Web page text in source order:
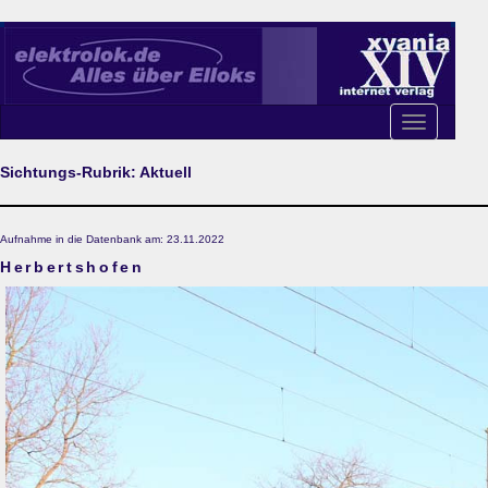
Toggle
navigation
Sichtungs-Rubrik: Aktuell
Aufnahme in die Datenbank am: 23.11.2022
Herbertshofen